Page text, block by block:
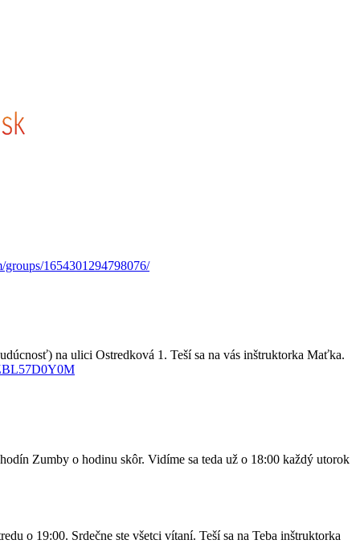
1654301294798076/
na ulici Ostredková 1. Teší sa na vás inštruktorka Maťka.
Zumby o hodinu skôr. Vidíme sa teda už o 18:00 každý utorok
o 19:00. Srdečne ste všetci vítaní. Teší sa na Teba inštruktorka